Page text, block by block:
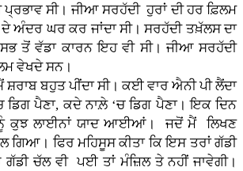
ਪ੍ਰਭਾਵ ਸੀ। ਜੀਆ ਸਰਹੱਦੀ ਹੁਰਾਂ ਦੀ ਹਰ ਫ਼ਿਲਮ
ਅੰਦਰ ਘਰ ਕਰ ਜਾਂਦਾ ਸੀ। ਸਰਹੱਦੀ ਤਖ਼ੱਲਸ ਦਾ
ਤੋਂ ਵੱਡਾ ਕਾਰਨ ਇਹ ਵੀ ਸੀ। ਜੀਆ ਸਰਹੱਦੀ
ਵੇਖਦੇ ਸਨ।
ਬਹੁਤ ਪੀਂਦਾ ਸੀ। ਕਈ ਵਾਰ ਐਨੀ ਪੀ ਲੈਂਦਾ
ਡਿਗ ਪੈਣਾ, ਕਦੇ ਨਾਲ਼ੇ ‘ਚ ਡਿਗ ਪੈਣਾ। ਇਕ ਦਿਨ
ਕੁਝ ਲਾਈਨਾਂ ਯਾਦ ਆਈਆਂ। ਜਦੋਂ ਮੈਂ ਲਿਖਣ
ਗਿਆ। ਫਿਰ ਮਹਿਸੂਸ ਕੀਤਾ ਕਿ ਇਸ ਤਰਾਂ ਗੱਡੀ
ਚੱਲ ਵੀ ਪਈ ਤਾਂ ਮੰਜ਼ਿਲ ਤੇ ਨਹੀਂ ਜਾਵੇਗੀ।